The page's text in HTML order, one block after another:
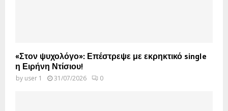
«Στον ψυχολόγο»: Επέστρεψε με εκρηκτικό single
η Ειρήνη Ντίσιου!
by user 1 31/07/2026 0